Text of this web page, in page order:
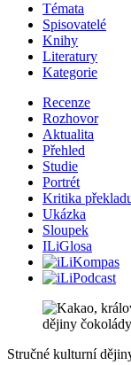
Témata
Spisovatelé
Knihy
Literatury
Kategorie
Recenze
Rozhovor
Aktualita
Přehled
Studie
Portrét
Kritika
Ukázka
Sloupek
ILiGlosa
Stručné kulturní